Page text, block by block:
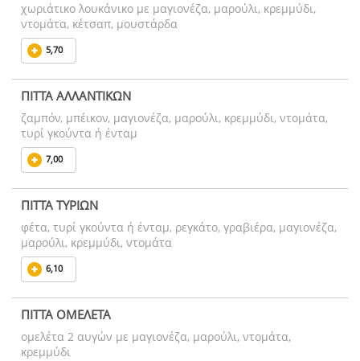
χωριάτικο λουκάνικο με μαγιονέζα, μαρούλι, κρεμμύδι,
ντομάτα, κέτσαπ, μουστάρδα
5,70
ΠΙΤΤΑ ΑΛΛΑΝΤΙΚΩΝ
ζαμπόν, μπέικον, μαγιονέζα, μαρούλι, κρεμμύδι, ντομάτα,
τυρί γκούντα ή ένταμ
7,00
ΠΙΤΤΑ ΤΥΡΙΩΝ
φέτα, τυρί γκούντα ή ένταμ, ρεγκάτο, γραβιέρα, μαγιονέζα,
μαρούλι, κρεμμύδι, ντομάτα
6,10
ΠΙΤΤΑ ΟΜΕΛΕΤΑ
ομελέτα 2 αυγών με μαγιονέζα, μαρούλι, ντομάτα,
κρεμμύδι